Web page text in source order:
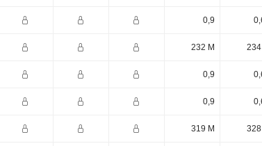
0,9
232 M 234
0,9
0,9
319 M 328